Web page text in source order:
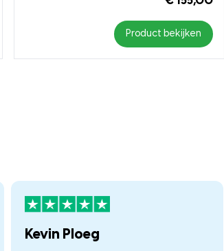
Product bekijken
Kevin Ploeg